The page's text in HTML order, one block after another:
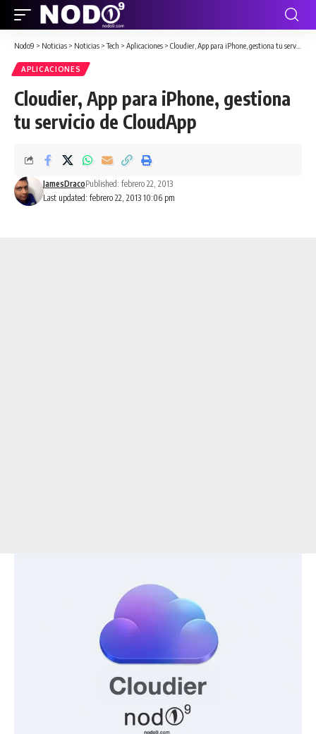
Nodo9 > Noticias > Noticias >Tech > Aplicaciones > Cloudier, App para iPhone, gestiona tu servicio de CloudApp
APLICACIONES
Cloudier, App para iPhone, gestiona
tu servicio de CloudApp
Last updated: febrero 22, 2013 10:06 pm
JamesDracoPublished: febrero 22, 2013